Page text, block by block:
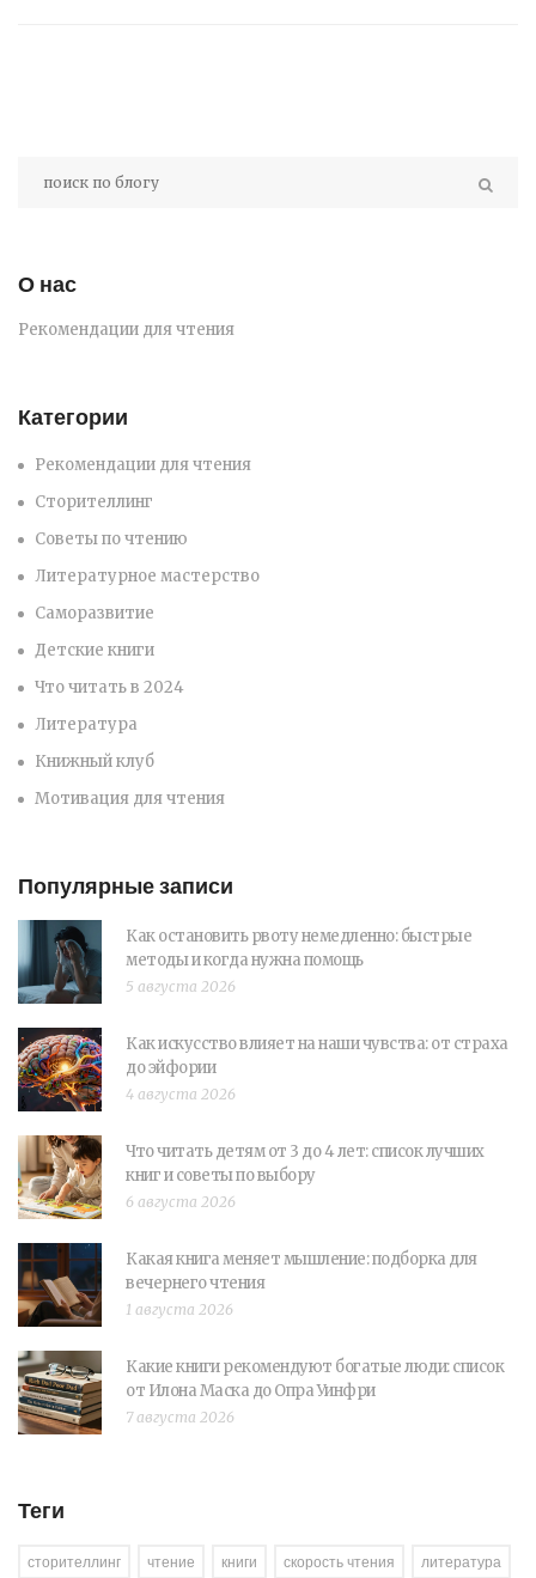
О нас
Рекомендации для чтения
Категории
Рекомендации для чтения
Сторителлинг
Советы по чтению
Литературное мастерство
Саморазвитие
Детские книги
Что читать в 2024
Литература
Книжный клуб
Мотивация для чтения
Популярные записи
Как остановить рвоту немедленно: быстрые
методы и когда нужна помощь
5 августа 2026
Как искусство влияет на наши чувства: от страха
до эйфории
4 августа 2026
Что читать детям от 3 до 4 лет: список лучших
книг и советы по выбору
6 августа 2026
Какая книга меняет мышление: подборка для
вечернего чтения
1 августа 2026
Какие книги рекомендуют богатые люди: список
от Илона Маска до Опра Уинфри
7 августа 2026
Теги
сторителлинг чтение книги скорость чтения
литература